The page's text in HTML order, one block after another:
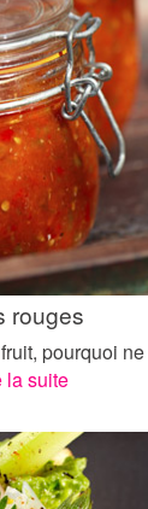
rouges
pourquoi
la suite